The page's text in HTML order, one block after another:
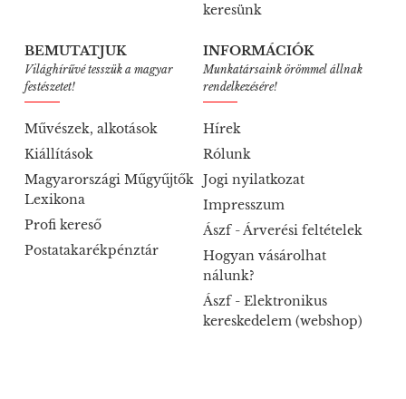
keresünk
BEMUTATJUK
Világhírűvé tesszük a magyar
festészetet!
Művészek, alkotások
Kiállítások
Magyarországi Műgyűjtők
Lexikona
Profi kereső
Postatakarékpénztár
INFORMÁCIÓK
Munkatársaink örömmel állnak
rendelkezésére!
Hírek
Rólunk
Jogi nyilatkozat
Impresszum
Ászf - Árverési feltételek
Hogyan vásárolhat
nálunk?
Ászf - Elektronikus
kereskedelem (webshop)